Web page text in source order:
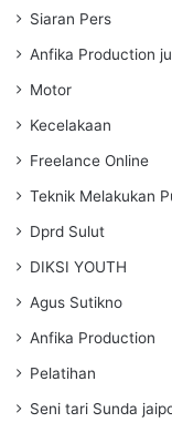
Siaran Pers
Anfika Production
Motor
Kecelakaan
Freelance Online
Teknik Melakukan
Dprd Sulut
DIKSI YOUTH
Agus Sutikno
Anfika Production
Pelatihan
Seni tari Sunda